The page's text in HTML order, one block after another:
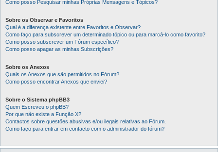
Como posso Pesquisar minhas Próprias Mensagens e Tópicos?
Sobre os Observar e Favoritos
Qual é a diferença existente entre Favoritos e Observar?
Como faço para subscrever um determinado tópico ou para marcá-lo como favorito?
Como posso subscrever um Fórum específico?
Como posso apagar as minhas Subscrições?
Sobre os Anexos
Quais os Anexos que são permitidos no Fórum?
Como posso encontrar Anexos que enviei?
Sobre o Sistema phpBB3
Quem Escreveu o phpBB?
Por que não existe a Função X?
Contactos sobre questões abusivas e/ou ilegais relativas ao Fórum.
Como faço para entrar em contacto com o administrador do fórum?